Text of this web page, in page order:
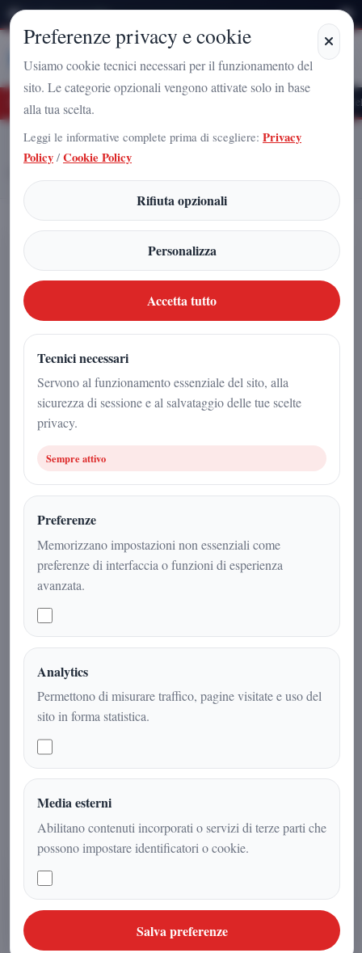
Giovedì 6 Agosto 2026
StampaCampania
Nazionale a Caserta: l'uomo che sta costruendo il radicamento del
Home
Articoli
Il ghiaccio della Groenlandia si comporta come un fluido: la scoperta
che cambia la visione delle calotte polari
Il ghiaccio della Groenlandia si
comporta come un fluido: la scoperta
che cambia la visione delle calotte
polari
3min
Scoperta scientifica sulla Groenlandia:
il ghiaccio profondo potrebbe
comportarsi come un fluido viscoso,
influenzando i modelli sul clima e sul
livello dei mari.
Ascolta l'audio articolo
Questo articolo ha un audio dedicato della redazione.
Preferenze privacy e cookie
Usiamo cookie tecnici necessari per il funzionamento del
sito. Le categorie opzionali vengono attivate solo in base
alla tua scelta.
Leggi le informative complete prima di scegliere: Privacy
Policy / Cookie Policy
Rifiuta opzionali
Personalizza
Accetta tutto
Tecnici necessari
Servono al funzionamento essenziale del sito, alla
sicurezza di sessione e al salvataggio delle tue scelte
privacy.
Sempre attivo
Preferenze
Memorizzano impostazioni non essenziali come
preferenze di interfaccia o funzioni di esperienza
avanzata.
Analytics
Permettono di misurare traffico, pagine visitate e uso del
sito in forma statistica.
Media esterni
Abilitano contenuti incorporati o servizi di terze parti che
possono impostare identificatori o cookie.
Salva preferenze